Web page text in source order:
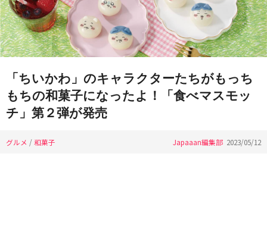
「ちいかわ」のキャラクターたちがもっち
もちの和菓子になったよ！「食べマスモッ
チ」第２弾が発売
グルメ /和菓子 Japaaan編集部 2023/05/12